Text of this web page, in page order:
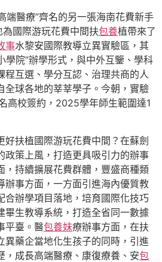
端醫療”齊名的另一張海南花費新手
為國際游玩花費中間扶包養植帶來了
事水黎安國際教導立異實驗區，其
學院”辦學形式，與中外互鑒、學科
程互選、學分互認、治理共商的人
全球各地的莘莘學子。今朝，實驗
高校簽約，2025學年師生範圍達1
好扶植國際游玩花費中間？在蘇劍
政策上風，打造更具吸引力的辦事
，持續擴展花費群體，豐盛商種類
辦事方面，一方面引進海內優質教
合辦學項目落地，培育國際化技巧
畢生教導系統，打造全省同一數據
平臺。醫包養妹療辦事方面，在扶
異藥企當地化生孩子的同時，引進
，成長高端醫療、康復療養、安包